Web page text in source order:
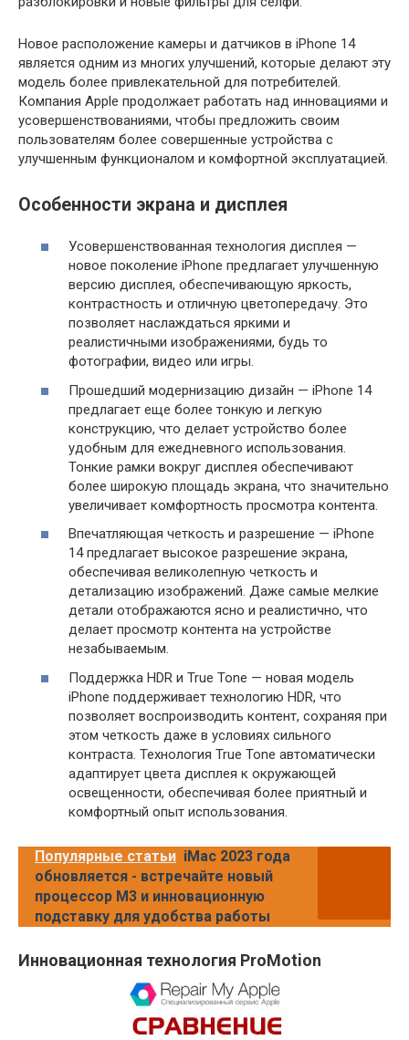
Новое расположение камеры и датчиков в iPhone 14
является одним из многих улучшений, которые делают эту
модель более привлекательной для потребителей.
Компания Apple продолжает работать над инновациями и
усовершенствованиями, чтобы предложить своим
пользователям более совершенные устройства с
улучшенным функционалом и комфортной эксплуатацией.
Особенности экрана и дисплея
Усовершенствованная технология дисплея —
новое поколение iPhone предлагает улучшенную
версию дисплея, обеспечивающую яркость,
контрастность и отличную цветопередачу. Это
позволяет наслаждаться яркими и
реалистичными изображениями, будь то
фотографии, видео или игры.
Прошедший модернизацию дизайн — iPhone 14
предлагает еще более тонкую и легкую
конструкцию, что делает устройство более
удобным для ежедневного использования.
Тонкие рамки вокруг дисплея обеспечивают
более широкую площадь экрана, что значительно
увеличивает комфортность просмотра контента.
Впечатляющая четкость и разрешение — iPhone
14 предлагает высокое разрешение экрана,
обеспечивая великолепную четкость и
детализацию изображений. Даже самые мелкие
детали отображаются ясно и реалистично, что
делает просмотр контента на устройстве
незабываемым.
Поддержка HDR и True Tone — новая модель
iPhone поддерживает технологию HDR, что
позволяет воспроизводить контент, сохраняя при
этом четкость даже в условиях сильного
контраста. Технология True Tone автоматически
адаптирует цвета дисплея к окружающей
освещенности, обеспечивая более приятный и
комфортный опыт использования.
Популярные статьи iMac 2023 года
обновляется - встречайте новый
процессор M3 и инновационную
подставку для удобства работы
Инновационная технология ProMotion